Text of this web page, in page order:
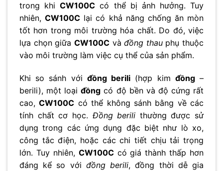
trong khiCW100C có thể bị ảnh hưởng. Tuy
nhiên,CW100C lại có khả năng chống ăn mòn
tốt hơn trong môi trường hóa chất. Do đó, việc
lựa chọn giữa CW100Cvàđồng thauphụ thuộc
vào môi trường làm việc cụ thể của sản phẩm.
Khi so sánh với đồng berili (hợp kim đồng–
berili), một loạiđồng có độ bền và độ cứng rất
cao,CW100C có thể không sánh bằng về các
tính chất cơ học. Đồng berili thường được sử
dụng trong các ứng dụng đặc biệt như lò xo,
công tắc điện, hoặc các chi tiết chịu tải trọng
lớn. Tuy nhiên, CW100Ccó giá thành thấp hơn
đáng kể so với đồng berili, đồng thời dễ gia